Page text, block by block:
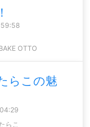
OTTO
らこの魅
らこ